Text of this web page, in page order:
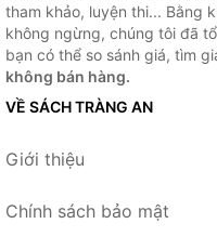
tham khảo, luyện thi... Bằng
không ngừng, chúng tôi đã
bạn có thể so sánh giá, tìm
không bán hàng.
VỀ SÁCH TRÀNG AN
Giới thiệu
Chính sách bảo mật